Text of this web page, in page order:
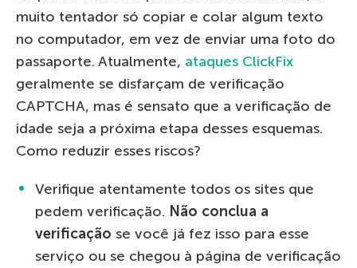
muito tentador só copiar e colar algum texto
no computador, em vez de enviar uma foto do
passaporte. Atualmente, ataques ClickFix
geralmente se disfarçam de verificação
CAPTCHA, mas é sensato que a verificação de
idade seja a próxima etapa desses esquemas.
Como reduzir esses riscos?
Verifique atentamente todos os sites que
pedem verificação. Não conclua a
verificação se você já fez isso para esse
serviço ou se chegou à página de verificação